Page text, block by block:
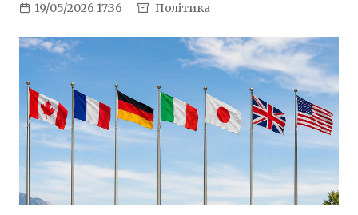
19/05/2026 17:36 Політика